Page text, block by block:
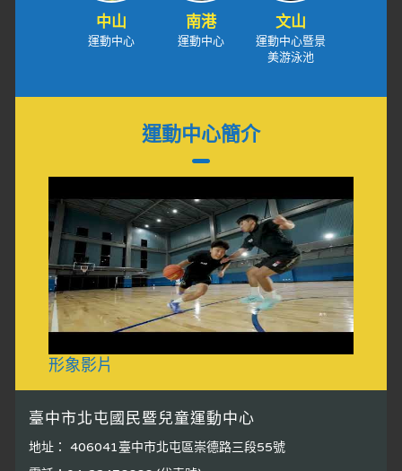
中山
運動中心
南港
運動中心
文山
運動中心暨景
美游泳池
運動中心簡介
形象影片
臺中市北屯國民暨兒童運動中心
地址： 406041臺中市北屯區崇德路三段55號